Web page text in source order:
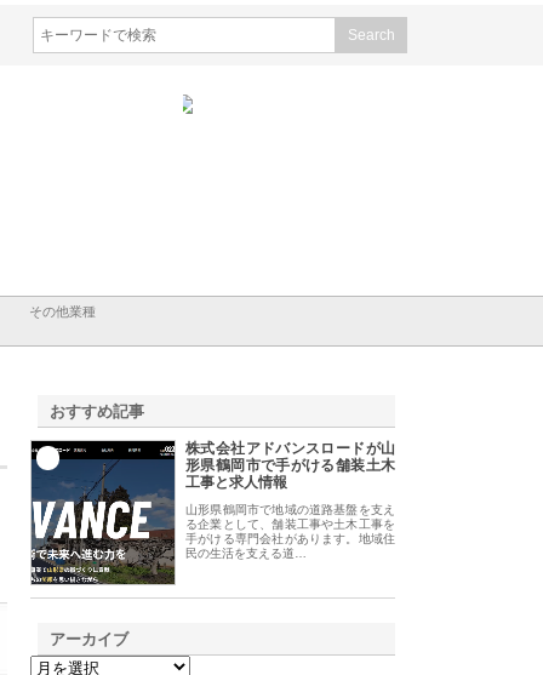
その他業種
おすすめ記事
株式会社アドバンスロードが山
形県鶴岡市で手がける舗装土木
工事と求人情報
山形県鶴岡市で地域の道路基盤を支え
る企業として、舗装工事や土木工事を
手がける専門会社があります。地域住
民の生活を支える道…
アーカイブ